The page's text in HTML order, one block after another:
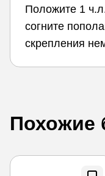
Положите 1
согните
скрепления
Похожие